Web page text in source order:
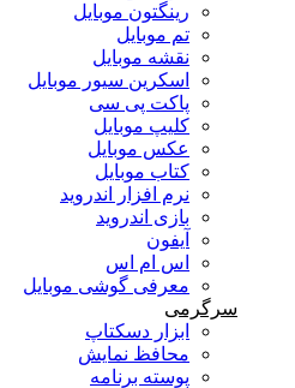
رینگتون موبایل
تم موبایل
نقشه موبایل
اسکرین سیور موبایل
پاکت پی سی
کلیپ موبایل
عکس موبایل
کتاب موبایل
نرم افزار اندروید
بازی اندروید
آیفون
اس ام اس
معرفی گوشی موبایل
سرگرمی
ابزار دسکتاپ
محافظ نمایش
پوسته برنامه